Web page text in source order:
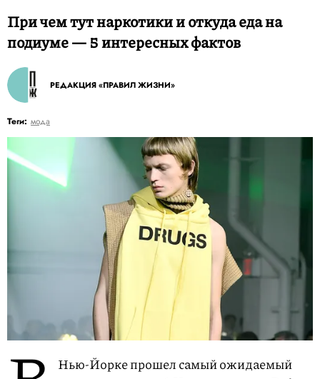
При чем тут наркотики и откуда еда на
подиуме — 5 интересных фактов
РЕДАКЦИЯ «ПРАВИЛ ЖИЗНИ»
Теги: мода
Нью-Йорке прошел самый ожидаемый